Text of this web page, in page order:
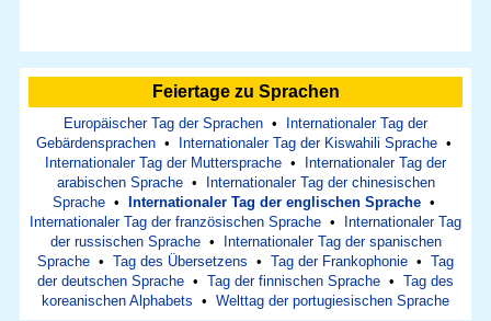
Feiertage zu Sprachen
Europäischer Tag der Sprachen • Internationaler Tag der
Gebärdensprachen• Internationaler Tag der Kiswahili Sprache•
Internationaler Tag der Muttersprache • Internationaler Tag der
arabischen Sprache• Internationaler Tag der chinesischen
Sprache• Internationaler Tag der englischen Sprache•
Internationaler Tag der französischen Sprache • Internationaler Tag
der russischen Sprache• Internationaler Tag der spanischen
Sprache • Tag des Übersetzens • Tag der Frankophonie • Tag
der deutschen Sprache • Tag der finnischen Sprache • Tag des
koreanischen Alphabets • Welttag der portugiesischen Sprache